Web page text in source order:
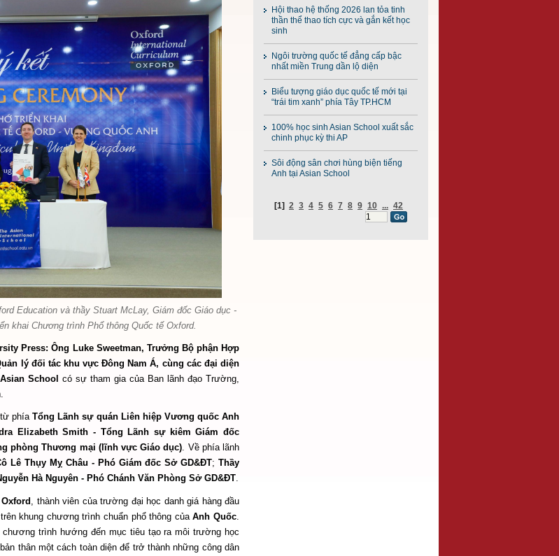
Education và thầy Stuart McLay, Giám đốc Giáo dục -
khai Chương trình Phổ thông Quốc tế Oxford.
Press: Ông Luke Sweetman, Trưởng Bộ phận Hợp
lý đối tác khu vực Đông Nam Á, cùng các đại diện
Asian School có sự tham gia của Ban lãnh đạo Trường,
phíaTổng Lãnh sự quán Liên hiệp Vương quốc Anh
Elizabeth Smith - Tổng Lãnh sự kiêm Giám đốc
phòng Thương mại (lĩnh vực Giáo dục). Về phía lãnh
Lê Thụy Mỵ Châu - Phó Giám đốc Sở GD&ĐT; Thầy
Hà Nguyên - Phó Chánh Văn Phòng Sở GD&ĐT.
, thành viên của trường đại học danh giá hàng đầu
khung chương trình chuẩn phổ thông củaAnh Quốc
trình hướng đến mục tiêu tạo ra môi trường học
thân một cách toàn diện để trở thành những công dân
Hội thao hệ thống 2026 lan tỏa tinh
thần thể thao tích cực và gắn kết học
sinh
Ngôi trường quốc tế đẳng cấp bậc
nhất miền Trung dần lộ diện
Biểu tượng giáo dục quốc tế mới tại
“trái tim xanh” phía Tây TP.HCM
100% học sinh Asian School xuất sắc
chinh phục kỳ thi AP
Sôi động sân chơi hùng biện tiếng
Anh tại Asian School
[1] 2 3 4 5 6 7 8 9 10 ... 42